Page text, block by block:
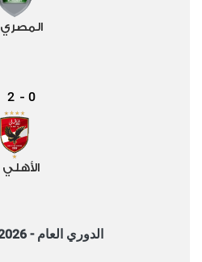
المصري
0
-
2
الأهلي
الدوري العام - 2025/2026